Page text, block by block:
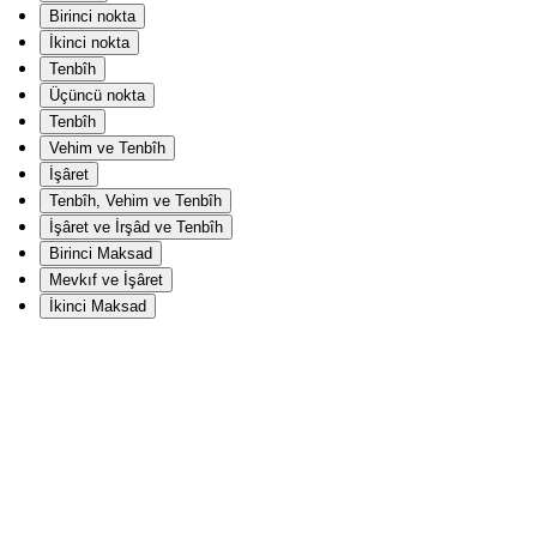
Birinci nokta
İkinci nokta
Tenbîh
Üçüncü nokta
Tenbîh
Vehim ve Tenbîh
İşâret
Tenbîh, Vehim ve Tenbîh
İşâret ve İrşâd ve Tenbîh
Birinci Maksad
Mevkıf ve İşâret
İkinci Maksad